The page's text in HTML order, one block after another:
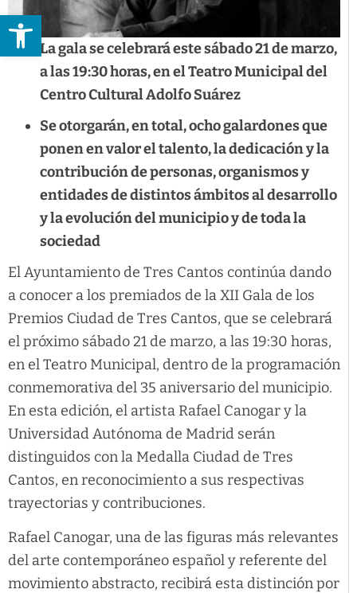
Abrir barra de herramientas
La gala se celebrará este sábado 21 de marzo,
a las 19:30 horas, en el Teatro Municipal del
Centro Cultural Adolfo Suárez
Se otorgarán, en total, ocho galardones que
ponen en valor el talento, la dedicación y la
contribución de personas, organismos y
entidades de distintos ámbitos al desarrollo
y la evolución del municipio y de toda la
sociedad
El Ayuntamiento de Tres Cantos continúa dando
a conocer a los premiados de la XII Gala de los
Premios Ciudad de Tres Cantos, que se celebrará
el próximo sábado 21 de marzo, a las 19:30 horas,
en el Teatro Municipal, dentro de la programación
conmemorativa del 35 aniversario del municipio.
En esta edición, el artista Rafael Canogar y la
Universidad Autónoma de Madrid serán
distinguidos con la Medalla Ciudad de Tres
Cantos, en reconocimiento a sus respectivas
trayectorias y contribuciones.
Rafael Canogar, una de las figuras más relevantes
del arte contemporáneo español y referente del
movimiento abstracto, recibirá esta distinción por